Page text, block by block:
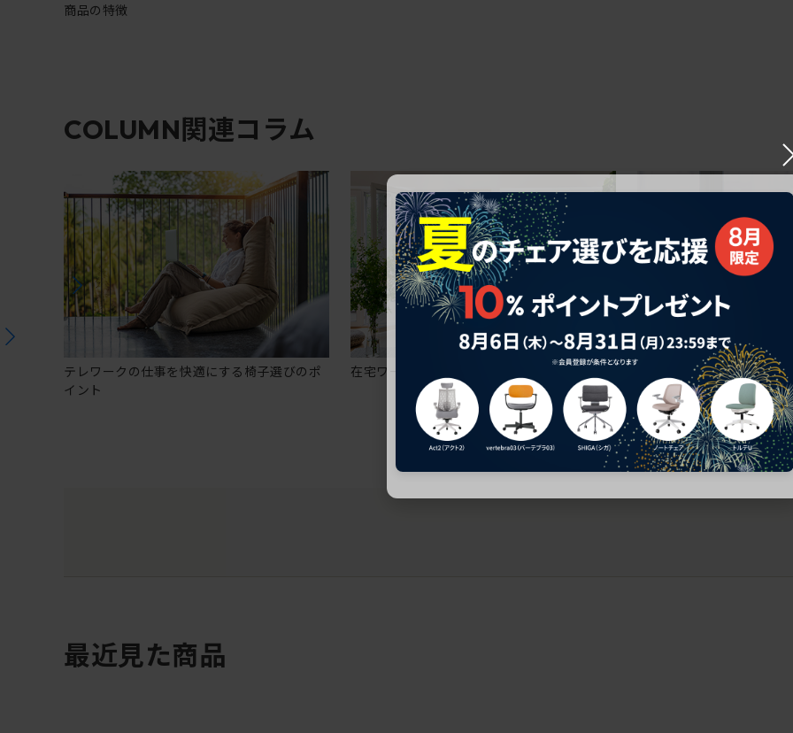
商品の特徴
COLUMN関連コラム
テレワークの仕事を快適にする椅子選びのポ
イント
在宅ワークにおすすめのオフィスチェア5選
椅子に座っているのに疲
疲れにくいチェアの選び方
最近見た商品